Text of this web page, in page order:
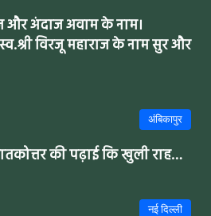
अंदाज अवाम के नाम।
विरजू महाराज के नाम सुर और
अंबिकापुर
की पढ़ाई कि खुली राह…
नई दिल्ली